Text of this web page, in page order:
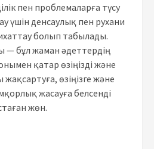
пен проблемаларға түсу
үшін денсаулық пен рухани
болып табылады.
— бұл жаман әдеттердің
қатар өзіңізді және
өзіңізге және
жасауға белсенді
жөн.